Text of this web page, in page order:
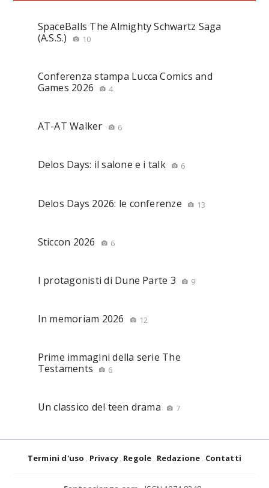
SpaceBalls The Almighty Schwartz Saga
(A.S.S.)
10
Conferenza stampa Lucca Comics and
Games 2026
4
AT-AT Walker 6
Delos Days: il salone e i talk 6
Delos Days 2026: le conferenze 13
Sticcon 2026 6
I protagonisti di Dune Parte 3 9
In memoriam 2026 12
Prime immagini della serie The
Testaments
6
Un classico del teen drama 7
Termini d'uso Privacy Regole Redazione Contatti